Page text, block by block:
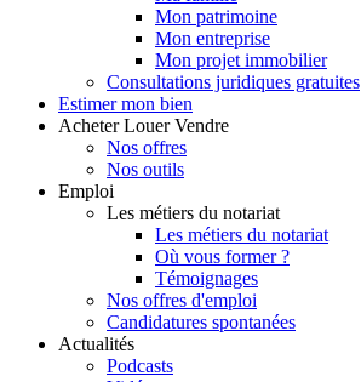
Mon patrimoine
Mon entreprise
Mon projet immobilier
Consultations juridiques gratuites
Estimer mon bien
Acheter Louer Vendre
Nos offres
Nos outils
Emploi
Les métiers du notariat
Les métiers du notariat
Où vous former ?
Témoignages
Nos offres d'emploi
Candidatures spontanées
Actualités
Podcasts